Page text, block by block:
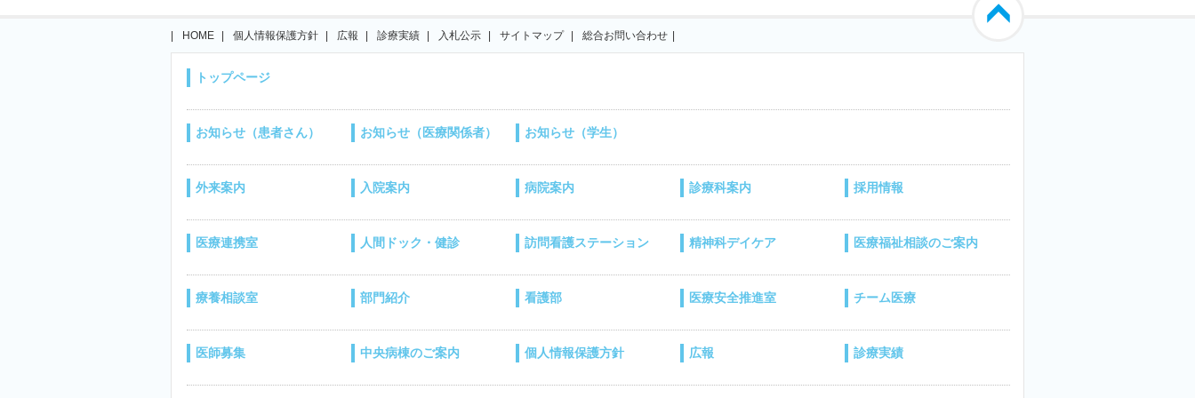
HOME 個人情報保護方針 広報 診療実績 入札公示 サイトマップ 総合お問い合わせ
トップページ
お知らせ（患者さん） お知らせ（医療関係者） お知らせ（学生）
外来案内 入院案内 病院案内 診療科案内 採用情報
医療連携室 人間ドック・健診 訪問看護ステーション 精神科デイケア 医療福祉相談のご案内
療養相談室 部門紹介 看護部 医療安全推進室 チーム医療
医師募集 中央病棟のご案内 個人情報保護方針 広報 診療実績